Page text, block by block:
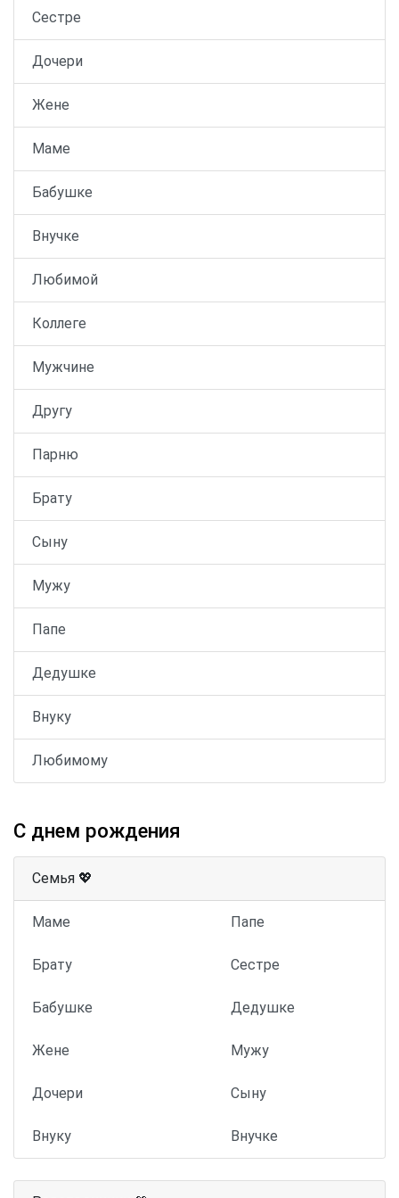
Сестре
Дочери
Жене
Маме
Бабушке
Внучке
Любимой
Коллеге
Мужчине
Другу
Парню
Брату
Сыну
Мужу
Папе
Дедушке
Внуку
Любимому
С днем рождения
Семья 💖
Маме Папе
Брату Сестре
Бабушке Дедушке
Жене Мужу
Дочери Сыну
Внуку Внучке